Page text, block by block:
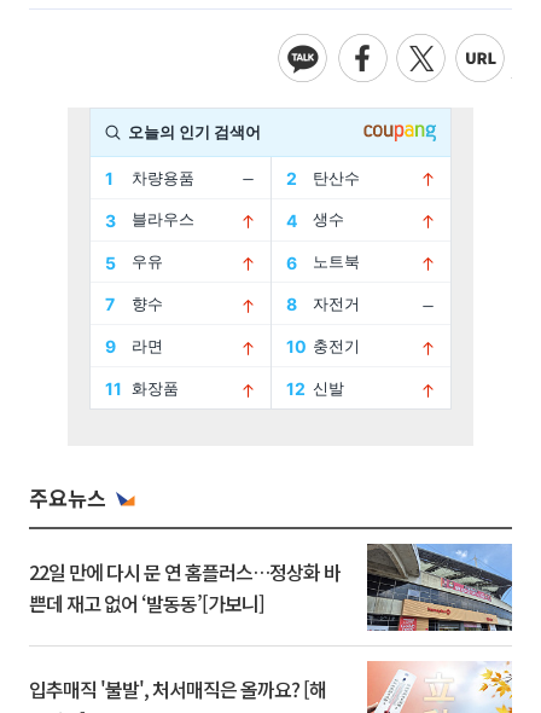
주요뉴스
22일 만에 다시 문 연 홈플러스…정상화 바
쁜데 재고 없어 ‘발동동’[가보니]
입추매직 '불발', 처서매직은 올까요? [해